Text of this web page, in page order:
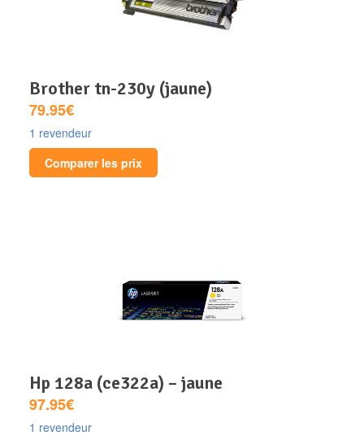
brother tn-230y (jaune)
79.95€
1 revendeur
Comparer les prix
hp 128a (ce322a) – jaune
97.95€
1 revendeur